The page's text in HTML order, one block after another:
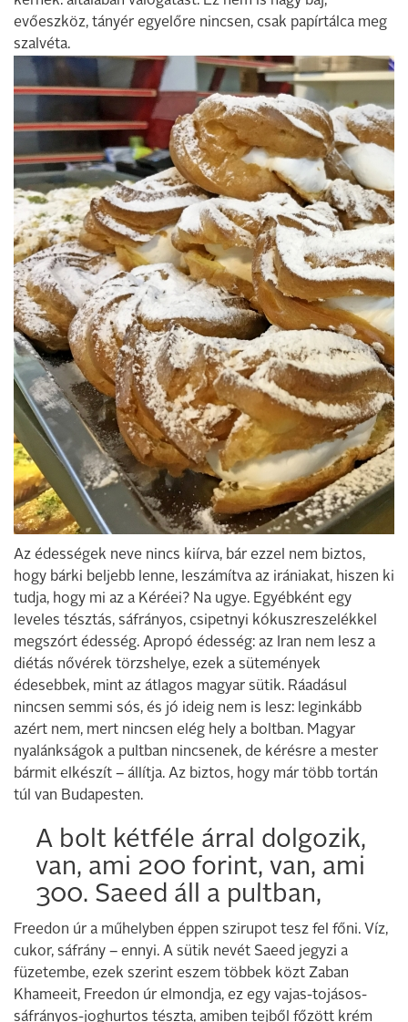
evőeszköz, tányér egyelőre nincsen, csak papírtálca meg
szalvéta.
Az édességek neve nincs kiírva, bár ezzel nem biztos,
hogy bárki beljebb lenne, leszámítva az irániakat, hiszen ki
tudja, hogy mi az a Kéréei? Na ugye. Egyébként egy
leveles tésztás, sáfrányos, csipetnyi kókuszreszelékkel
megszórt édesség. Apropó édesség: az Iran nem lesz a
diétás nővérek törzshelye, ezek a sütemények
édesebbek, mint az átlagos magyar sütik. Ráadásul
nincsen semmi sós, és jó ideig nem is lesz: leginkább
azért nem, mert nincsen elég hely a boltban. Magyar
nyalánkságok a pultban nincsenek, de kérésre a mester
bármit elkészít – állítja. Az biztos, hogy már több tortán
túl van Budapesten.
A bolt kétféle árral dolgozik,
van, ami 200 forint, van, ami
300. Saeed áll a pultban,
Freedon úr a műhelyben éppen szirupot tesz fel főni. Víz,
cukor, sáfrány – ennyi. A sütik nevét Saeed jegyzi a
füzetembe, ezek szerint eszem többek közt Zaban
Khameeit, Freedon úr elmondja, ez egy vajas-tojásos-
sáfrányos-joghurtos tészta, amiben tejből főzött krém